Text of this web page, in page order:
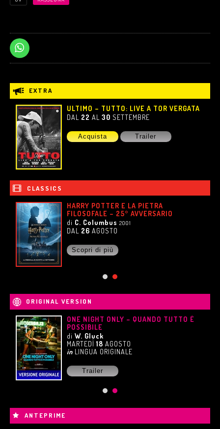
EXTRA
ULTIMO – TUTTO: LIVE A TOR VERGATA
DAL 22 AL30 SETTEMBRE
Acquista Trailer
CLASSICS
HARRY POTTER E LA PIETRA
FILOSOFALE – 25° AVVERSARIO
di C. Columbus2001
DAL 26 AGOSTO
Scopri di più
ORIGINAL VERSION
ONE NIGHT ONLY – QUANDO TUTTO È
POSSIBILE
diW. Gluck
MARTEDÌ 18 AGOSTO
in LINGUA ORIGINALE
Trailer
ANTEPRIME